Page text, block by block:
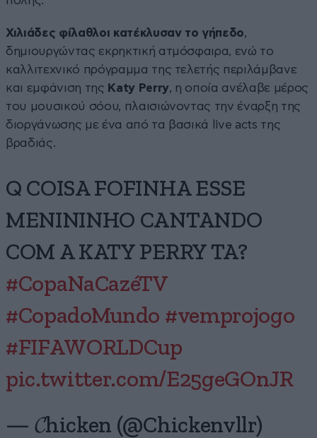
Χιλιάδες φίλαθλοι κατέκλυσαν το γήπεδο,
δημιουργώντας εκρηκτική ατμόσφαιρα, ενώ το
καλλιτεχνικό πρόγραμμα της τελετής περιλάμβανε
και εμφάνιση της Katy Perry, η οποία ανέλαβε μέρος
του μουσικού σόου, πλαισιώνοντας την έναρξη της
διοργάνωσης με ένα από τα βασικά live acts της
βραδιάς.
Q COISA FOFINHA ESSE
MENININHO CANTANDO
COM A KATY PERRY TA?
#CopaNaCazéTV
#CopadoMundo #vemprojogo
#FIFAWORLDCup
pic.twitter.com/E25geGOnJR
— 𝓒hicken (@Chickenvllr)